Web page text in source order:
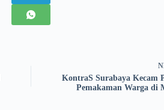
KontraS Surabaya Kecam
Pemakaman Warga di